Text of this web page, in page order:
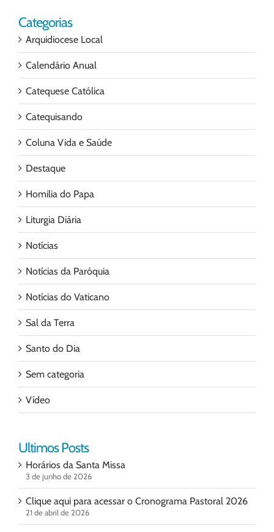
Categorias
Arquidiocese Local
Calendário Anual
Catequese Católica
Catequisando
Coluna Vida e Saúde
Destaque
Homilia do Papa
Liturgia Diária
Notícias
Notícias da Paróquia
Notícias do Vaticano
Sal da Terra
Santo do Dia
Sem categoria
Vídeo
Ultimos Posts
Horários da Santa Missa
3 de junho de 2026
Clique aqui para acessar o Cronograma Pastoral 2026
21 de abril de 2026